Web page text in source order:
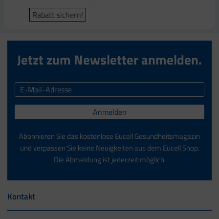
Rabatt sichern!
Rabatt sichern!
Jetzt zum Newsletter anmelden.
Anmelden
Abonnieren Sie das kostenlose Eucell Gesundheitsmagazin
und verpassen Sie keine Neuigkeiten aus dem Eucell Shop.
Die Abmeldung ist jederzeit möglich.
Kontakt